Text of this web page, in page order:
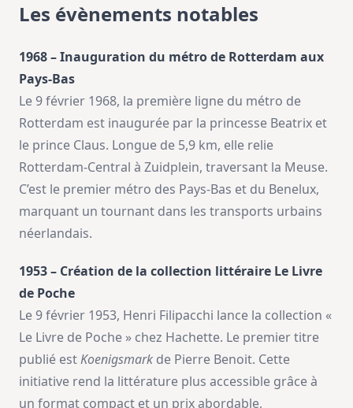
Les évènements notables
1968 – Inauguration du métro de Rotterdam aux
Pays-Bas
Le 9 février 1968, la première ligne du métro de
Rotterdam est inaugurée par la princesse Beatrix et
le prince Claus. Longue de 5,9 km, elle relie
Rotterdam-Central à Zuidplein, traversant la Meuse.
C’est le premier métro des Pays-Bas et du Benelux,
marquant un tournant dans les transports urbains
néerlandais.
1953 – Création de la collection littéraire Le Livre
de Poche
Le 9 février 1953, Henri Filipacchi lance la collection «
Le Livre de Poche » chez Hachette. Le premier titre
publié estKoenigsmark de Pierre Benoit. Cette
initiative rend la littérature plus accessible grâce à
un format compact et un prix abordable,